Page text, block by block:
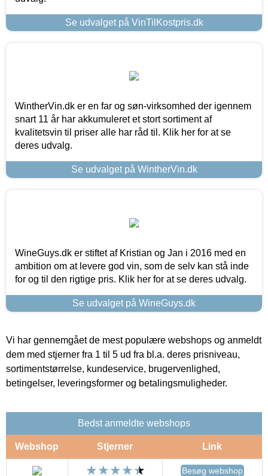
Se udvalget på VinTilKostpris.dk
WintherVin.dk er en far og søn-virksomhed der igennem
snart 11 år har akkumuleret et stort sortiment af
kvalitetsvin til priser alle har råd til. Klik her for at se
deres udvalg.
Se udvalget på WintherVin.dk
WineGuys.dk er stiftet af Kristian og Jan i 2016 med en
ambition om at levere god vin, som de selv kan stå inde
for og til den rigtige pris. Klik her for at se deres udvalg.
Se udvalget på WineGuys.dk
Vi har gennemgået de mest populære webshops og anmeldt
dem med stjerner fra 1 til 5 ud fra bl.a. deres prisniveau,
sortimentstørrelse, kundeservice, brugervenlighed,
betingelser, leveringsformer og betalingsmuligheder.
Bedst anmeldte webshops
Webshop Stjerner Link
Besøg webshop